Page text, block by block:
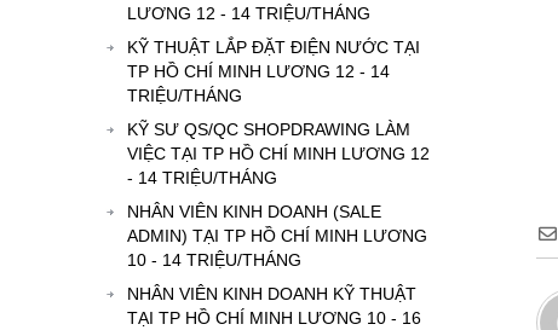
LƯƠNG 12 - 14 TRIỆU/THÁNG
KỸ THUẬT LẮP ĐẶT ĐIỆN NƯỚC TẠI
TP HỒ CHÍ MINH LƯƠNG 12 - 14
TRIỆU/THÁNG
KỸ SƯ QS/QC SHOPDRAWING LÀM
VIỆC TẠI TP HỒ CHÍ MINH LƯƠNG 12
- 14 TRIỆU/THÁNG
NHÂN VIÊN KINH DOANH (SALE
ADMIN) TẠI TP HỒ CHÍ MINH LƯƠNG
10 - 14 TRIỆU/THÁNG
NHÂN VIÊN KINH DOANH KỸ THUẬT
TẠI TP HỒ CHÍ MINH LƯƠNG 10 - 16